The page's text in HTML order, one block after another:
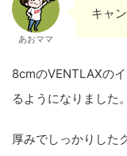
あおママ
キャ
8cmのVENTLAXの
るようになりました。
厚みでしっかりした